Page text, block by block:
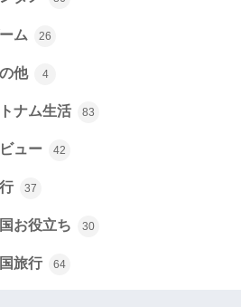
ム 26
他 4
ナム生活 83
ュー 42
37
お役立ち 30
旅行 64